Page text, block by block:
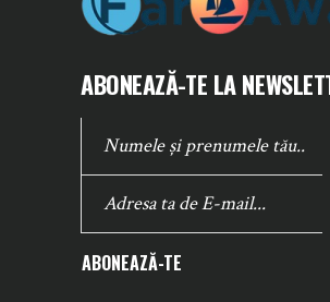
ABONEAZĂ-TE LA
ABONEAZĂ-TE